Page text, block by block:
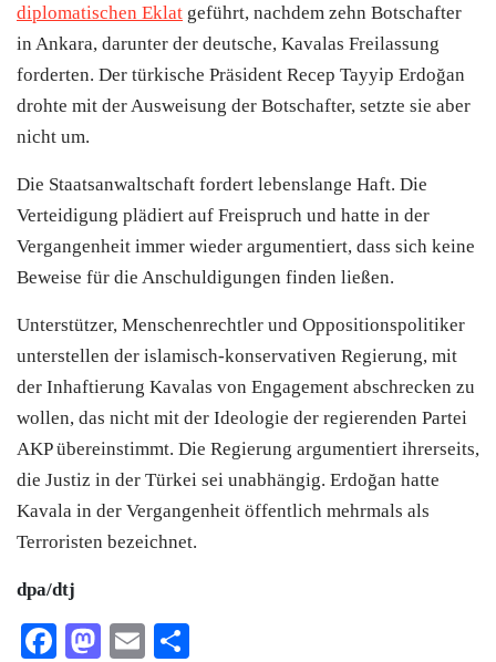
diplomatischen Eklat geführt, nachdem zehn Botschafter
in Ankara, darunter der deutsche, Kavalas Freilassung
forderten. Der türkische Präsident Recep Tayyip Erdoğan
drohte mit der Ausweisung der Botschafter, setzte sie aber
nicht um.
Die Staatsanwaltschaft fordert lebenslange Haft. Die
Verteidigung plädiert auf Freispruch und hatte in der
Vergangenheit immer wieder argumentiert, dass sich keine
Beweise für die Anschuldigungen finden ließen.
Unterstützer, Menschenrechtler und Oppositionspolitiker
unterstellen der islamisch-konservativen Regierung, mit
der Inhaftierung Kavalas von Engagement abschrecken zu
wollen, das nicht mit der Ideologie der regierenden Partei
AKP übereinstimmt. Die Regierung argumentiert ihrerseits,
die Justiz in der Türkei sei unabhängig. Erdoğan hatte
Kavala in der Vergangenheit öffentlich mehrmals als
Terroristen bezeichnet.
dpa/dtj
Facebook
Mastodon
Email